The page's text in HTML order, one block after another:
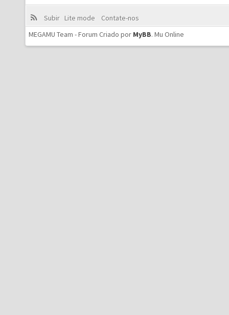
Subir Lite mode
Contate-nos
MEGAMU Team - Forum Criado por MyBB. Mu Online